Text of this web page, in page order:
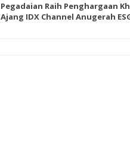
Pegadaian Raih Penghargaan
Ajang IDX Channel Anugerah